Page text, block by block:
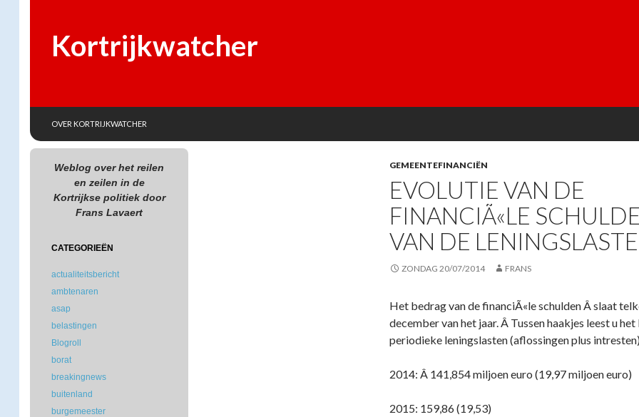
Kortrijkwatcher
OVER KORTRIJKWATCHER
GEMEENTEFINANCIËN
EVOLUTIE VAN DE
FINANCIÃ«LE
VAN DE
ZONDAG 20/07/2014 FRANS
Het bedrag van de financiÃ«le schulden Â slaat
december van het jaar. Â Tussen haakjes leest u
periodieke leningslasten (aflossingen plus
2014: Â 141,854 miljoen euro (19,97 miljoen euro)
2015: 159,86 (19,53)
Weblog over het reilen
en zeilen in de
Kortrijkse politiek door
Frans Lavaert
CATEGORIEËN
actualiteitsbericht
ambtenaren
asap
belastingen
Blogroll
borat
breakingnews
buitenland
burgemeester